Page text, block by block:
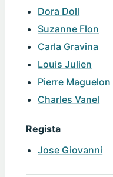
Dora Doll
Suzanne Flon
Carla Gravina
Louis Julien
Pierre Maguelon
Charles Vanel
Regista
Jose Giovanni